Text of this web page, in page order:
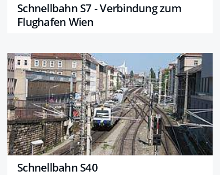
Schnellbahn S7 - Verbindung zum
Flughafen Wien
Schnellbahn S40